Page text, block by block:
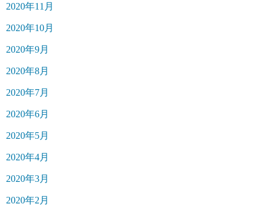
2020年11月
2020年10月
2020年9月
2020年8月
2020年7月
2020年6月
2020年5月
2020年4月
2020年3月
2020年2月